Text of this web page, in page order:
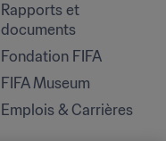
Rapports et
documents
Fondation FIFA
FIFA Museum
Emplois & Carrières